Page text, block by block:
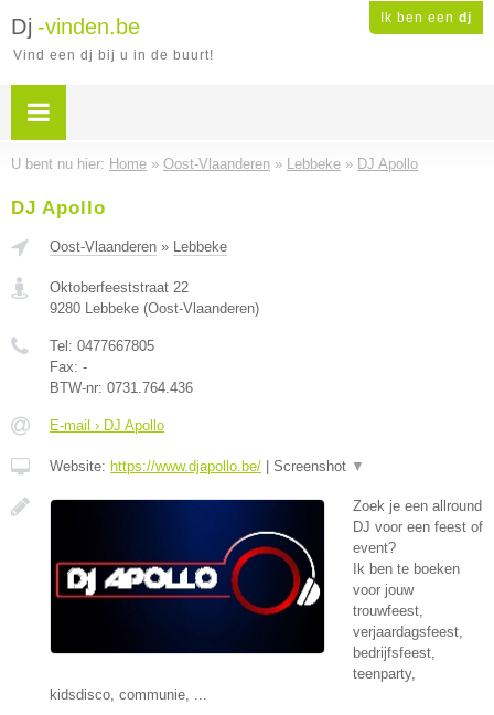
Ik ben een dj
Dj -vinden.be
Vind een dj bij u in de buurt!
U bent nu hier: Home » Oost-Vlaanderen » Lebbeke » DJ Apollo
DJ Apollo
Oost-Vlaanderen » Lebbeke
Oktoberfeeststraat 22
9280 Lebbeke (Oost-Vlaanderen)
Tel: 0477667805
Fax: -
BTW-nr: 0731.764.436
E-mail › DJ Apollo
Website: https://www.djapollo.be/ Screenshot ▼
Zoek je een allround
DJ voor een feest of
event?
Ik ben te boeken
voor jouw
trouwfeest,
verjaardagsfeest,
bedrijfsfeest,
teenparty,
kidsdisco, communie, ...